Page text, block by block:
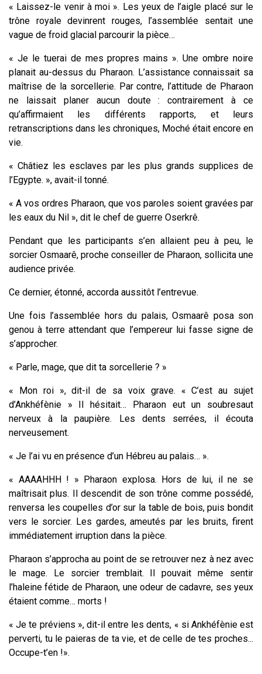
« Laissez-le venir à moi ». Les yeux de l’aigle placé sur le
trône royale devinrent rouges, l’assemblée sentait une
vague de froid glacial parcourir la pièce…
« Je le tuerai de mes propres mains ». Une ombre noire
planait au-dessus du Pharaon. L’assistance connaissait sa
maîtrise de la sorcellerie. Par contre, l’attitude de Pharaon
ne laissait planer aucun doute : contrairement à ce
qu’affirmaient les différents rapports, et leurs
retranscriptions dans les chroniques, Moché était encore en
vie.
« Châtiez les esclaves par les plus grands supplices de
l’Egypte. », avait-il tonné.
« A vos ordres Pharaon, que vos paroles soient gravées par
les eaux du Nil », dit le chef de guerre Oserkrê.
Pendant que les participants s’en allaient peu à peu, le
sorcier Osmaarê, proche conseiller de Pharaon, sollicita une
audience privée.
Ce dernier, étonné, accorda aussitôt l’entrevue.
Une fois l’assemblée hors du palais, Osmaarê posa son
genou à terre attendant que l’empereur lui fasse signe de
s’approcher.
« Parle, mage, que dit ta sorcellerie ? »
« Mon roi », dit-il de sa voix grave. « C’est au sujet
d’Ankhéfènie » Il hésitait… Pharaon eut un soubresaut
nerveux à la paupière. Les dents serrées, il écouta
nerveusement.
« Je l’ai vu en présence d’un Hébreu au palais… ».
« AAAAHHH ! » Pharaon explosa. Hors de lui, il ne se
maîtrisait plus. Il descendit de son trône comme possédé,
renversa les coupelles d’or sur la table de bois, puis bondit
vers le sorcier. Les gardes, ameutés par les bruits, firent
immédiatement irruption dans la pièce.
Pharaon s’approcha au point de se retrouver nez à nez avec
le mage. Le sorcier tremblait. Il pouvait même sentir
l’haleine fétide de Pharaon, une odeur de cadavre, ses yeux
étaient comme… morts !
« Je te préviens », dit-il entre les dents, « si Ankhéfènie est
perverti, tu le paieras de ta vie, et de celle de tes proches...
Occupe-t’en !».